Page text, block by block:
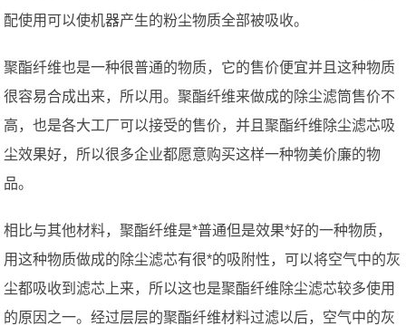
配使用可以使机器产生的粉尘物质全部被吸收。
聚酯纤维也是一种很普通的物质，它的售价便宜并且这种物质
很容易合成出来，所以用。聚酯纤维来做成的除尘滤筒售价不
高，也是各大工厂可以接受的售价，并且聚酯纤维除尘滤芯吸
尘效果好，所以很多企业都愿意购买这样一种物美价廉的物
品。
相比与其他材料，聚酯纤维是*普通但是效果*好的一种物质，
用这种物质做成的除尘滤芯有很*的吸附性，可以将空气中的灰
尘都吸收到滤芯上来，所以这也是聚酯纤维除尘滤芯较多使用
的原因之一。经过层层的聚酯纤维材料过滤以后，空气中的灰